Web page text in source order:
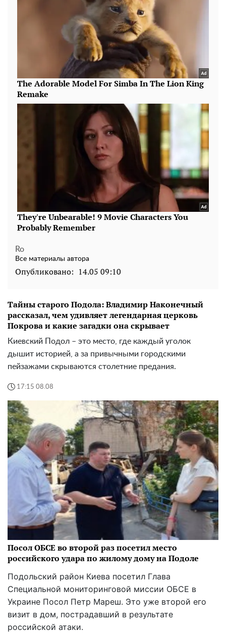
Ro
Все материалы автора
Опубликовано: 14.05 09:10
Тайны старого Подола: Владимир Наконечный
рассказал, чем удивляет легендарная церковь
Покрова и какие загадки она скрывает
Киевский Подол – это место, где каждый уголок
дышит историей, а за привычными городскими
пейзажами скрываются столетние предания.
17:15 08.08
Посол ОБСЕ во второй раз посетил место
российского удара по жилому дому на Подоле
Подольский район Киева посетил Глава
Специальной мониторинговой миссии ОБСЕ в
Украине Посол Петр Мареш. Это уже второй его
визит в дом, пострадавший в результате
российской атаки.